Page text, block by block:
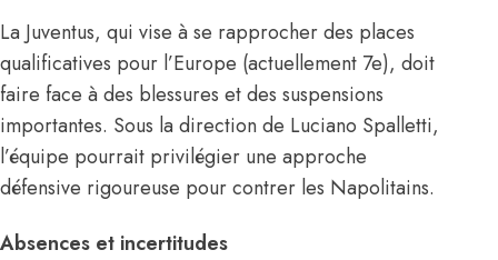
La Juventus, qui vise à se rapprocher des places
qualificatives pour l’Europe (actuellement 7e), doit
faire face à des blessures et des suspensions
importantes. Sous la direction de Luciano Spalletti,
l’équipe pourrait privilégier une approche
défensive rigoureuse pour contrer les Napolitains.
Absences et incertitudes